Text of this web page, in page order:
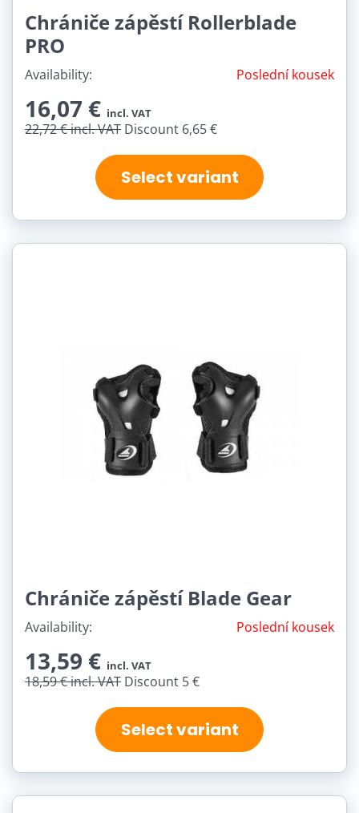
Chrániče zápěstí Rollerblade
PRO
Availability: Poslední kousek
16,07 € incl. VAT
22,72 €incl. VAT Discount 6,65 €
Select variant
Chrániče zápěstí Blade Gear
Availability: Poslední kousek
13,59 € incl. VAT
18,59 €incl. VAT Discount 5 €
Select variant